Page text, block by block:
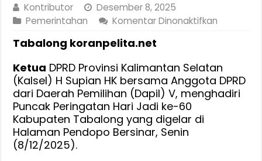
Kontributor
Desember 8, 2025
Pemerintahan
Komentar Dinonaktifkan
DPRD
Kalsel
Hadir
Tabalong koranpelita.net
Ketua DPRD Provinsi Kalimantan Selatan
(Kalsel) H Supian HK bersama Anggota DPRD
dari Daerah Pemilihan (Dapil) V, menghadiri
Puncak Peringatan Hari Jadi ke-60
Kabupaten Tabalong yang digelar di
Halaman Pendopo Bersinar, Senin
(8/12/2025).